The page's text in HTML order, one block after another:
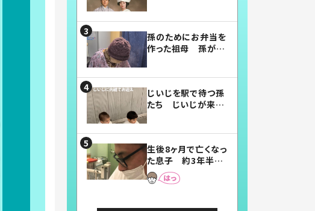
孫のためにお弁当を
作った祖母 孫が絶
じいじを駅で待つ孫
たち じいじが来た
まらない」「幸せにな
れる」
生後8ヶ月で亡くなっ
た息子 約3年半
後、当時の妻の日記
に書いてあった本音